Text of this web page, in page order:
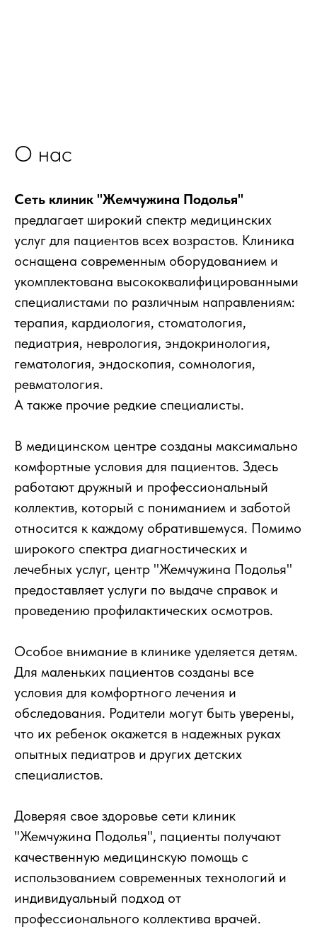
О нас
Сеть клиник "Жемчужина Подолья"
предлагает широкий спектр медицинских
услуг для пациентов всех возрастов. Клиника
оснащена современным оборудованием и
укомплектована высококвалифицированными
специалистами по различным направлениям:
терапия, кардиология, стоматология,
педиатрия, неврология, эндокринология,
гематология, эндоскопия, сомнология,
ревматология.
А также прочие редкие специалисты.
В медицинском центре созданы максимально
комфортные условия для пациентов. Здесь
работают дружный и профессиональный
коллектив, который с пониманием и заботой
относится к каждому обратившемуся. Помимо
широкого спектра диагностических и
лечебных услуг, центр "Жемчужина Подолья"
предоставляет услуги по выдаче справок и
проведению профилактических осмотров.
Особое внимание в клинике уделяется детям.
Для маленьких пациентов созданы все
условия для комфортного лечения и
обследования. Родители могут быть уверены,
что их ребенок окажется в надежных руках
опытных педиатров и других детских
специалистов.
Доверяя свое здоровье сети клиник
"Жемчужина Подолья", пациенты получают
качественную медицинскую помощь с
использованием современных технологий и
индивидуальный подход от
профессионального коллектива врачей.